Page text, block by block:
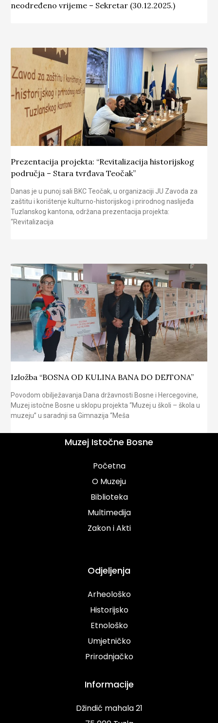
neodređeno vrijeme – Sekretar (30.12.2025.)
Prezentacija projekta: “Revitalizacija historijskog
područja – Stara tvrđava Teočak”
Danas je u punoj sali BKC Teočak, u organizaciji JU Zavoda za
zaštitu i korištenje kulturno-historijskog i prirodnog naslijeđa
Tuzlanskog kantona, održana prezentacija projekta:
“Revitalizacija
Izložba “BOSNA OD KULINA BANA DO DEJTONA”
Povodom obilježavanja Dana državnosti Bosne i Hercegovine,
Muzej istočne Bosne u sklopu projekta “Muzej u školi – škola u
muzeju” u saradnji sa Gimnazija “Meša
Muzej Istočne Bosne
Početna
O Muzeju
Biblioteka
Multimedija
Zakon i Akti
Odjeljenja
Arheološko
Historijsko
Etnološko
Umjetničko
Prirodnjačko
Informacije
Džindić mahala 21